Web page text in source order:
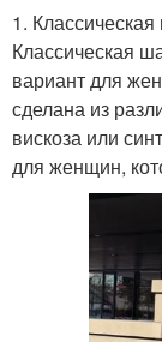
1.
Классическая
вариант для
сделана из
вискоза или
для женщин,